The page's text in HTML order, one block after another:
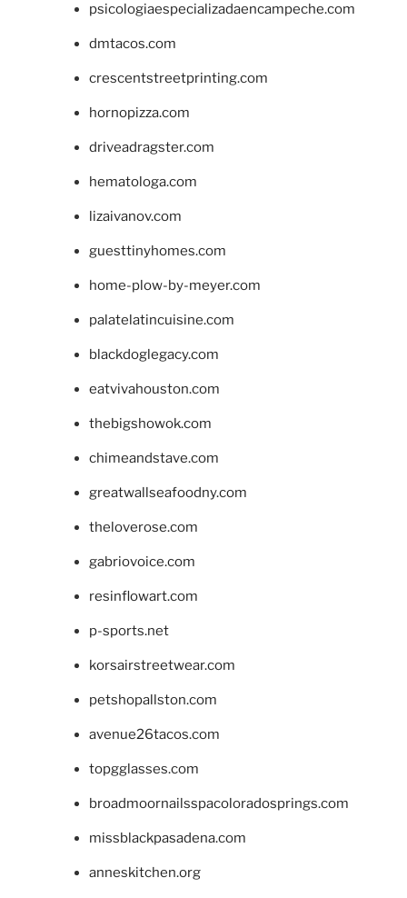
psicologiaespecializadaencampeche.com
dmtacos.com
crescentstreetprinting.com
hornopizza.com
driveadragster.com
hematologa.com
lizaivanov.com
guesttinyhomes.com
home-plow-by-meyer.com
palatelatincuisine.com
blackdoglegacy.com
eatvivahouston.com
thebigshowok.com
chimeandstave.com
greatwallseafoodny.com
theloverose.com
gabriovoice.com
resinflowart.com
p-sports.net
korsairstreetwear.com
petshopallston.com
avenue26tacos.com
topgglasses.com
broadmoornailsspacoloradosprings.com
missblackpasadena.com
anneskitchen.org